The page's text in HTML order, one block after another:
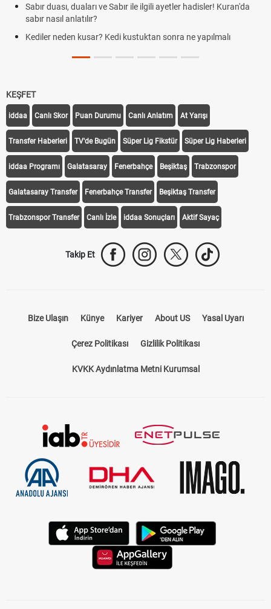
Sabır duası, duaları ve Sabır ile ilgili ayetler hadisler! Kuran'da
sabır nasıl anlatılır?
Kediler neden kusar? Kedi kustuktan sonra ne yapılmalı
KEŞFET
iddaa Canlı Skor Puan Durumu Canlı Anlatım At Yarışı
Transfer Haberleri TV'de Bugün Süper Lig Fikstür Süper Lig Haberleri
iddaa Programı Galatasaray Fenerbahçe Beşiktaş Trabzonspor
Galatasaray Transfer Fenerbahçe Transfer Beşiktaş Transfer
Trabzonspor Transfer Canlı İzle iddaa Sonuçları Aktif Sayaç
Takip Et
Bize Ulaşın Künye Kariyer About US Yasal Uyarı
Çerez Politikası Gizlilik Politikası
KVKK Aydınlatma Metni Kurumsal